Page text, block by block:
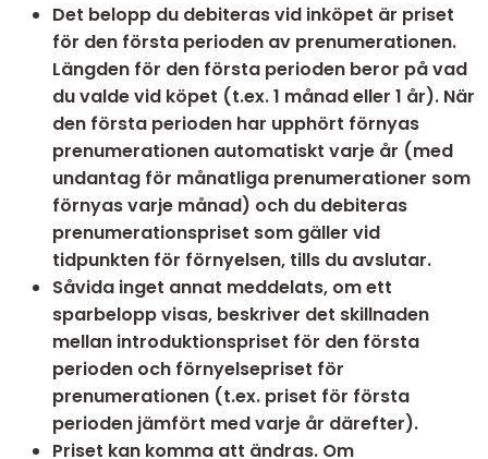
Det belopp du debiteras vid inköpet är priset
för den första perioden av prenumerationen.
Längden för den första perioden beror på vad
du valde vid köpet (t.ex. 1 månad eller 1 år). När
den första perioden har upphört förnyas
prenumerationen automatiskt varje år (med
undantag för månatliga prenumerationer som
förnyas varje månad) och du debiteras
prenumerationspriset som gäller vid
tidpunkten för förnyelsen, tills du avslutar.​
Såvida inget annat meddelats, om ett
sparbelopp visas, beskriver det skillnaden
mellan introduktionspriset för den första
perioden och förnyelsepriset för
prenumerationen (t.ex. priset för första
perioden jämfört med varje år därefter).
Priset kan komma att ändras. Om